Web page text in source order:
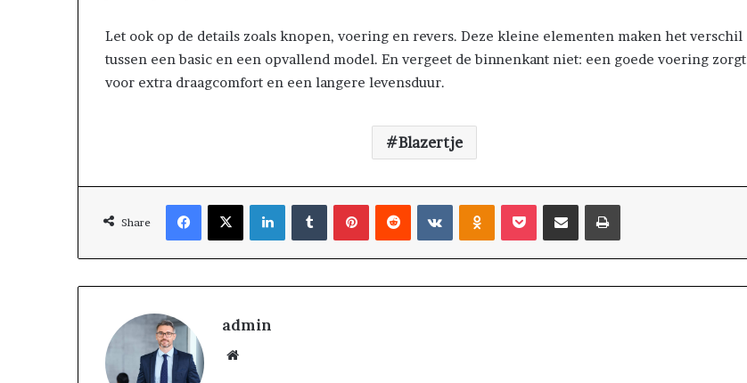
Let ook op de details zoals knopen, voering en revers. Deze kleine elementen maken het verschil
tussen een basic en een opvallend model. En vergeet de binnenkant niet: een goede voering zorgt
voor extra draagcomfort en een langere levensduur.
Blazertje
Share
admin